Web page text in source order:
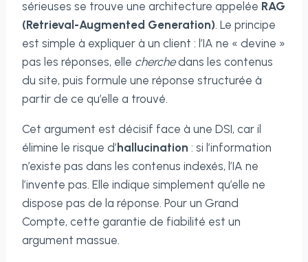
sérieuses se trouve une architecture appelée RAG
(Retrieval-Augmented Generation) . Le principe
est simple à expliquer à un client : l’IA ne « devine »
pas les réponses, elle cherchedans les contenus
du site, puis formule une réponse structurée à
partir de ce qu’elle a trouvé.
Cet argument est décisif face à une DSI, car il
élimine le risque d’hallucination : si l’information
n’existe pas dans les contenus indexés, l’IA ne
l’invente pas. Elle indique simplement qu’elle ne
dispose pas de la réponse. Pour un Grand
Compte, cette garantie de fiabilité est un
argument massue.